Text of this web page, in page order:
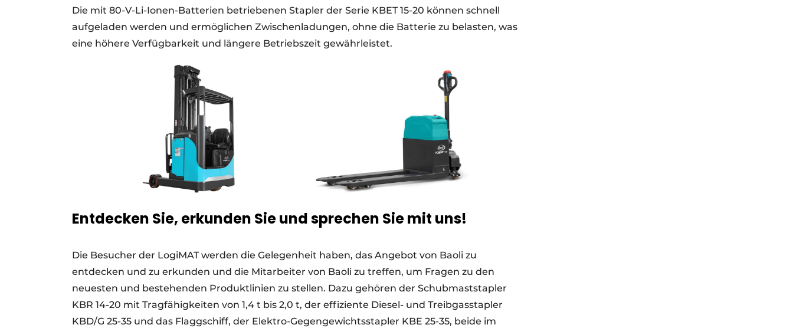
Die mit 80-V-Li-Ionen-Batterien betriebenen Stapler der Serie KBET 15-20 können schnell
aufgeladen werden und ermöglichen Zwischenladungen, ohne die Batterie zu belasten, was
eine höhere Verfügbarkeit und längere Betriebszeit gewährleistet.
Entdecken Sie, erkunden Sie und sprechen Sie mit uns!
Die Besucher der LogiMAT werden die Gelegenheit haben, das Angebot von Baoli zu
entdecken und zu erkunden und die Mitarbeiter von Baoli zu treffen, um Fragen zu den
neuesten und bestehenden Produktlinien zu stellen. Dazu gehören der Schubmaststapler
KBR 14-20 mit Tragfähigkeiten von 1,4 t bis 2,0 t, der effiziente Diesel- und Treibgasstapler
KBD/G 25-35 und das Flaggschiff, der Elektro-Gegengewichtsstapler KBE 25-35, beide im